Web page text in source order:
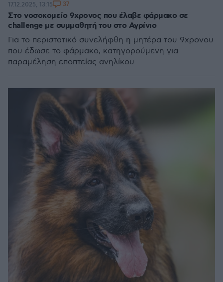
Στο νοσοκομείο 9χρονος που έλαβε φάρμακο σε
challenge με συμμαθητή του στο Αγρίνιο
Για το περιστατικό συνελήφθη η μητέρα του 9χρονου
που έδωσε το φάρμακο, κατηγορούμενη για
παραμέληση εποπτείας ανηλίκου
17.12.2025, 13:15 37